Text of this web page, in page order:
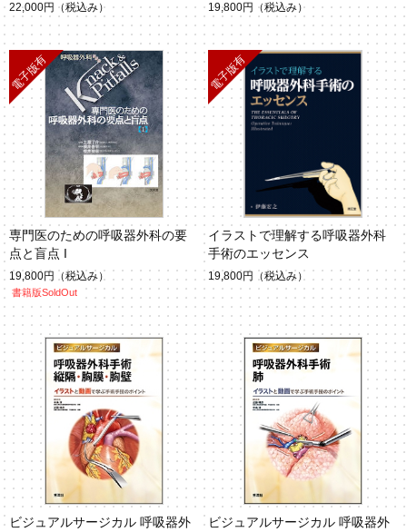
22,000円 （税込み） 19,800円 （税込み）
専門医のための呼吸器外科の要
点と盲点 I
19,800円 （税込み）
書籍版SoldOut
イラストで理解する呼吸器外科
手術のエッセンス
19,800円 （税込み）
ビジュアルサージカル 呼吸器外
ビジュアルサージカル 呼吸器外